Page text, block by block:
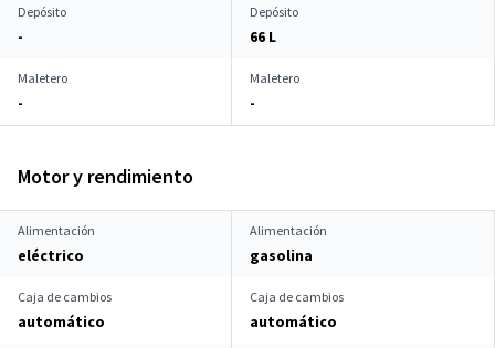
Depósito
-
Depósito
66 L
Maletero
-
Maletero
-
Motor y rendimiento
Alimentación
eléctrico
Alimentación
gasolina
Caja de cambios
automático
Caja de cambios
automático